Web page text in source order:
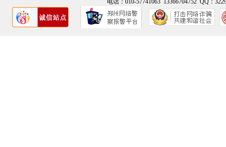
电话：010-57741063 13366704752 QQ：